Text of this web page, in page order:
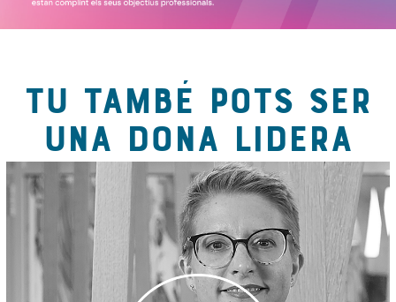
TU TAMBÉ POTS SER
UNA DONA LIDERA